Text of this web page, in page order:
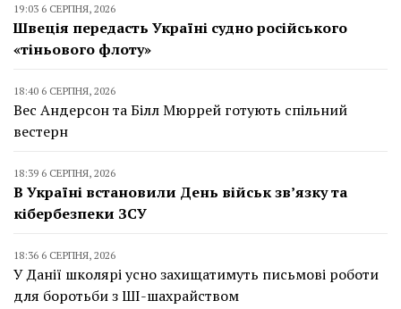
19:03 6 СЕРПНЯ, 2026
Швеція передасть Україні судно російського
«тіньового флоту»
18:40 6 СЕРПНЯ, 2026
Вес Андерсон та Білл Мюррей готують спільний
вестерн
18:39 6 СЕРПНЯ, 2026
В Україні встановили День військ зв’язку та
кібербезпеки ЗСУ
18:36 6 СЕРПНЯ, 2026
У Данії школярі усно захищатимуть письмові роботи
для боротьби з ШІ-шахрайством